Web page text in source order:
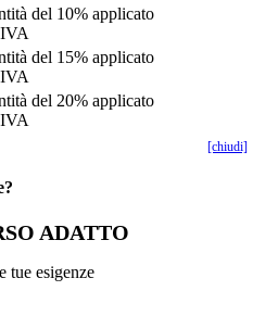
del 10% applicato
del 15% applicato
del 20% applicato
[chiudi]
ADATTO
tue esigenze